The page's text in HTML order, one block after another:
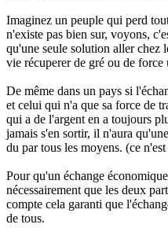
Imaginez un peuple qui perd
n'existe pas bien sur, voyons,
qu'une seule solution aller chez
vie récuperer de gré ou de
De même dans un pays si
et celui qui n'a que sa force de
qui a de l'argent en a toujours
jamais s'en sortir, il n'aura
du par tous les moyens. (ce
Pour qu'un échange
nécessairement que les deux
compte cela garanti que
de tous.